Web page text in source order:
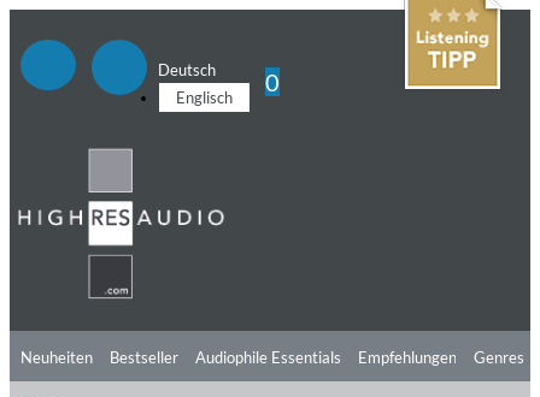
Deutsch
Englisch
0
Neuheiten Bestseller Audiophile Essentials Empfehlungen Genres